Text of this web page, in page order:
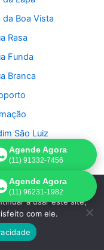
Boa Vista
Rasa
Funda
Branca
São Luiz
São Paulo
Club
Paulista
Agende Agora
(11) 91332-7456
Agende Agora
(11) 96231-1982
a melhor
a usar este site,
com ele.